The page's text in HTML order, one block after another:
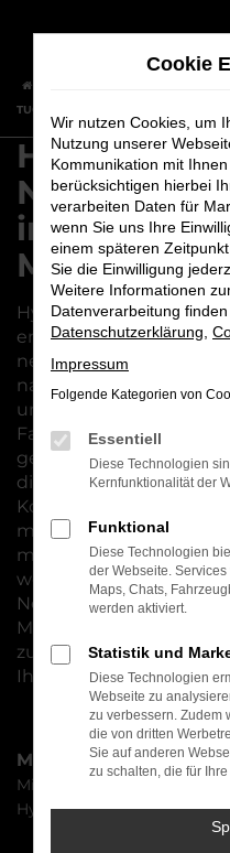
Zum
springen
TUCSON Neuwagen – Ihr Einstieg in
Hyundai
Neuwagen
in die
Hyundai TUCSON
entscheidenden Vorteil,
neuesten Stand der
natürlich ein Modell
und nutzen zudem
Facelift, das seit der
genug, denn Hyundai
die Möglichkeit einer
Konkret bedeutet dies,
mit welcher
möchten, welche
welcher Lackierung Ihr
Neuwagen zu Ihnen
Maier stehen wir Ihnen
zur Seite und beraten
Ihrem Interesse.
Marken
Mitsubishi
Hyundai
Cookie
Wir nutzen Cookies, um
Nutzung unserer
Kommunikation mit
berücksichtigen hierbei
verarbeiten Daten für
wenn Sie uns Ihre
einem späteren
Sie die Einwilligung
Weitere Informationen
Datenverarbeitung
Datenschutzerklärung
Impressum
Folgende Kategorien von
Essentiell
Diese Technologien
Kernfunktionalität der
Funktional
Diese Technologien
der Webseite.
Maps, Chats,
werden aktiviert.
Statistik und
Diese Technologien
Webseite zu
zu verbessern. Zudem
die von dritten
Sie auf anderen
zu schalten, die für